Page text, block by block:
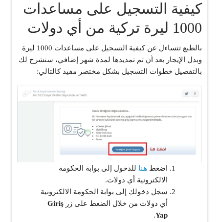
كيفية التسجيل على مساعدات
1000 ليرة تركية من أي دولات
بالطبع تتساءل عن كيفية التسجيل على مساعدات 1000 ليرة
وبدل الإيجار بعد أن تم تمديدها لمدة شهر إضافي، سنشرح لك
بالتفصيل خطوات التسجيل بشكل مختصر مفيد كالتالي:
اضغط هنا للدخول إلى بوابة الحكومة
الالكترونية أي دولات.
سجل دخولك إلى بوابة الحكومة الالكترونية
أي دولات من خلال الضغط على زرGiriş
Yap
.